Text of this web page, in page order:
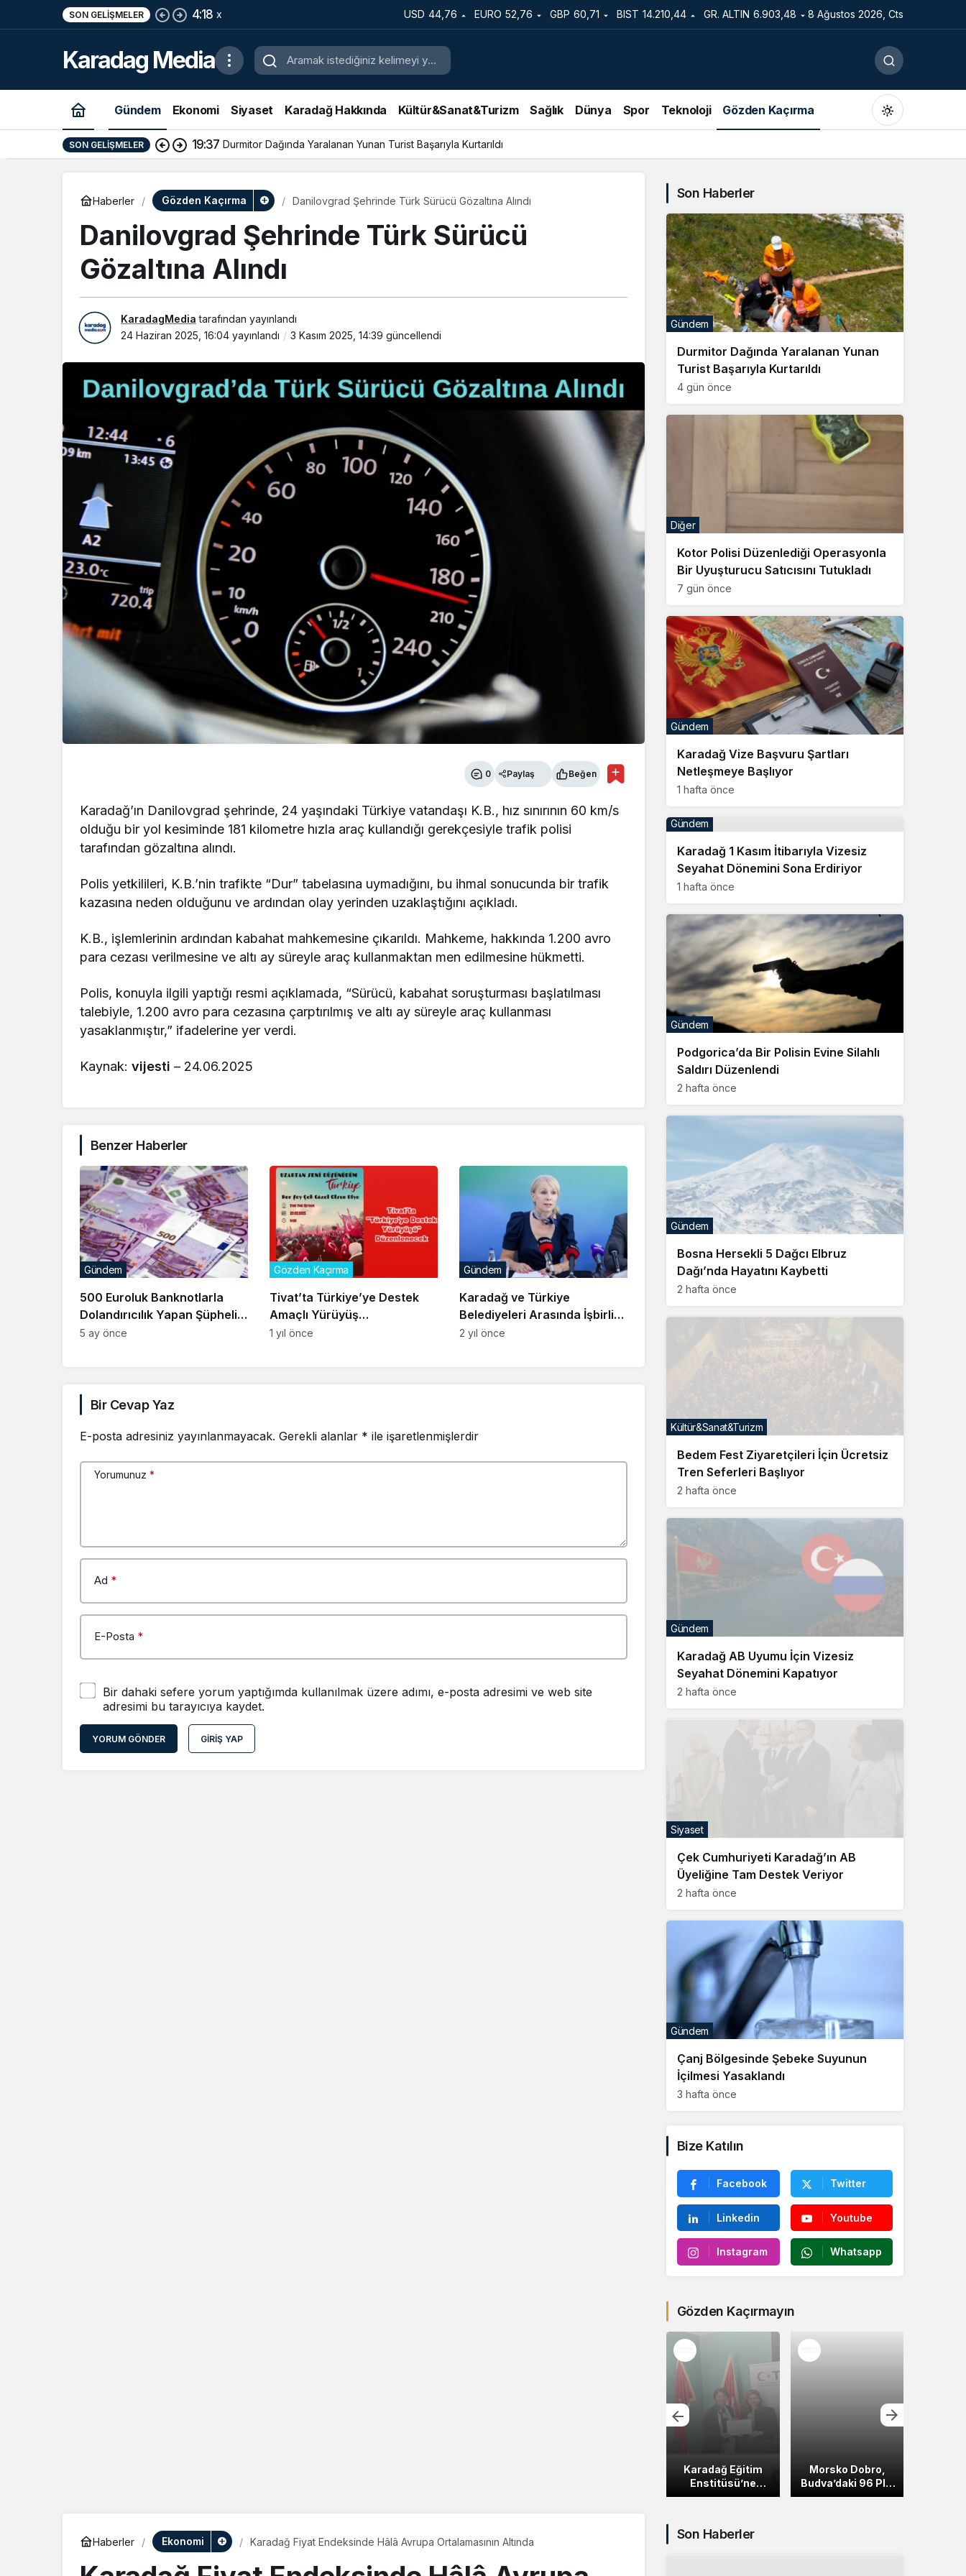
SON GELIŞMELER 19:37 USD 44,76 EURO 52,76 GBP 60,71 BIST 14.210,44 GR. ALTIN 6.903,48 8 Ağustos 2026, Cts
Karadag Media
Gündem Ekonomi Siyaset Karadağ Hakkında Kültür&Sanat&Turizm Sağlık Dünya Spor Teknoloji Gözden Kaçırma
Gündüz Modu
Gündüz modunu seçin.
Gece Modu
Gece modunu seçin.
Sistem modunu seçin.
SON GELIŞMELER 14:31 Kotor Polisi Düzenlediği Operasyonla Bir Uyuşturucu Satıcısını Tutukladı
Haberler Gözden Kaçırma Danilovgrad Şehrinde Türk Sürücü Gözaltına Alındı
Danilovgrad Şehrinde Türk Sürücü
Gözaltına Alındı
KaradagMedia tarafından yayınlandı
24 Haziran 2025, 16:04 yayınlandı 3 Kasım 2025, 14:39 güncellendi
0 Paylaş Beğen
Karadağ’ın Danilovgrad şehrinde, 24 yaşındaki Türkiye vatandaşı K.B., hız sınırının 60 km/s
olduğu bir yol kesiminde 181 kilometre hızla araç kullandığı gerekçesiyle trafik polisi
tarafından gözaltına alındı.
Polis yetkilileri, K.B.’nin trafikte “Dur” tabelasına uymadığını, bu ihmal sonucunda bir trafik
kazasına neden olduğunu ve ardından olay yerinden uzaklaştığını açıkladı.
K.B., işlemlerinin ardından kabahat mahkemesine çıkarıldı. Mahkeme, hakkında 1.200 avro
para cezası verilmesine ve altı ay süreyle araç kullanmaktan men edilmesine hükmetti.
Polis, konuyla ilgili yaptığı resmi açıklamada, “Sürücü, kabahat soruşturması başlatılması
talebiyle, 1.200 avro para cezasına çarptırılmış ve altı ay süreyle araç kullanması
yasaklanmıştır,” ifadelerine yer verdi.
Kaynak:vijesti – 24.06.2025
Benzer Haberler
500 Euroluk Banknotlarla
Dolandırıcılık Yapan Şüpheli
Tutuklandı
Gündem
5 ay önce
Tivat’ta Türkiye’ye Destek
Amaçlı Yürüyüş
Düzenlenecek
Gözden Kaçırma
1 yıl önce
Karadağ ve Türkiye
Belediyeleri Arasında İşbirliği
Derinleşiyor
Gündem
2 yıl önce
Bir Cevap Yaz
E-posta adresiniz yayınlanmayacak. Gerekli alanlar * ile işaretlenmişlerdir
Yorumunuz *
Ad *
E-Posta *
Bir dahaki sefere yorum yaptığımda kullanılmak üzere adımı, e-posta adresimi ve web site
adresimi bu tarayıcıya kaydet.
YORUM GÖNDER GIRIŞ YAP
Son Haberler
Durmitor Dağında Yaralanan Yunan
Turist Başarıyla Kurtarıldı
4 gün önce
Gündem
Kotor Polisi Düzenlediği Operasyonla
Bir Uyuşturucu Satıcısını Tutukladı
7 gün önce
Diğer
Karadağ Vize Başvuru Şartları
Netleşmeye Başlıyor
1 hafta önce
Gündem
Karadağ 1 Kasım İtibarıyla Vizesiz
Seyahat Dönemini Sona Erdiriyor
1 hafta önce
Gündem
Podgorica’da Bir Polisin Evine Silahlı
Saldırı Düzenlendi
2 hafta önce
Gündem
Bosna Hersekli 5 Dağcı Elbruz
Dağı’nda Hayatını Kaybetti
2 hafta önce
Gündem
Bedem Fest Ziyaretçileri İçin Ücretsiz
Tren Seferleri Başlıyor
2 hafta önce
Kültür&Sanat&Turizm
Karadağ AB Uyumu İçin Vizesiz
Seyahat Dönemini Kapatıyor
2 hafta önce
Gündem
Çek Cumhuriyeti Karadağ’ın AB
Üyeliğine Tam Destek Veriyor
2 hafta önce
Siyaset
Çanj Bölgesinde Şebeke Suyunun
İçilmesi Yasaklandı
3 hafta önce
Gündem
Bize Katılın
Facebook Twitter
Linkedin Youtube
Instagram Whatsapp
Gözden Kaçırmayın
Karadağ Eğitim
Enstitüsü’ne
TİKA’dan Destek
Morsko Dobro,
Budva’daki 96 Plaj
İçin Kiracı Arıyor
Haberler Ekonomi Karadağ Fiyat Endeksinde Hâlâ Avrupa Ortalamasının Altında Son Haberler